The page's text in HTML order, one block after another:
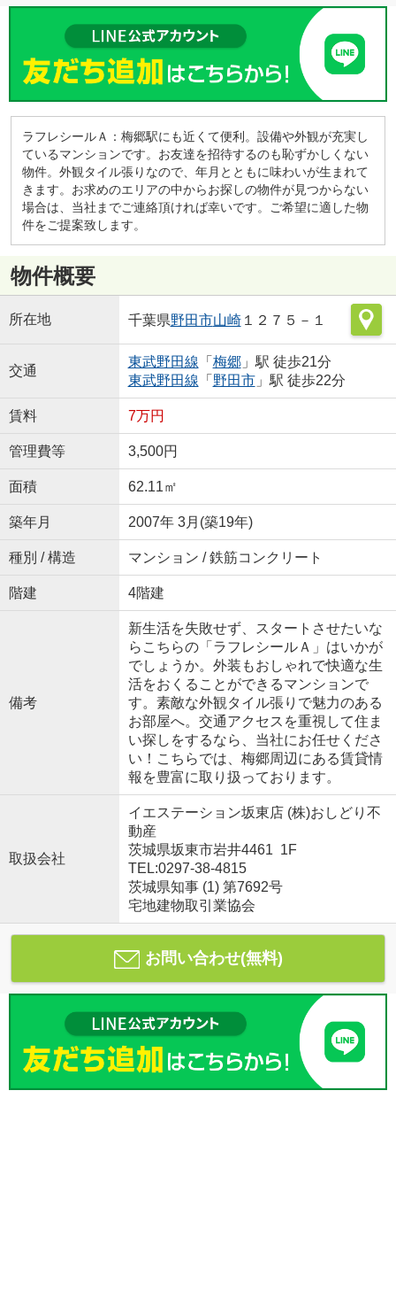
ラフレシールＡ：梅郷駅にも近くて便利。設備や外観が充実し
ているマンションです。お友達を招待するのも恥ずかしくない
物件。外観タイル張りなので、年月とともに味わいが生まれて
きます。お求めのエリアの中からお探しの物件が見つからない
場合は、当社までご連絡頂ければ幸いです。ご希望に適した物
件をご提案致します。
物件概要
所在地 千葉県野田市山崎１２７５－１
交通
東武野田線 「 梅郷」駅 徒歩21分
東武野田線 「 野田市」駅 徒歩22分
賃料 7万円
管理費等 3,500円
面積 62.11㎡
築年月 2007年 3月(築19年)
種別 / 構造 マンション / 鉄筋コンクリート
階建 4階建
備考
新生活を失敗せず、スタートさせたいな
らこちらの「ラフレシールＡ」はいかが
でしょうか。外装もおしゃれで快適な生
活をおくることができるマンションで
す。素敵な外観タイル張りで魅力のある
お部屋へ。交通アクセスを重視して住ま
い探しをするなら、当社にお任せくださ
い！こちらでは、梅郷周辺にある賃貸情
報を豊富に取り扱っております。
取扱会社
イエステーション坂東店 (株)おしどり不
動産
茨城県坂東市岩井4461 1F
TEL:0297-38-4815
茨城県知事 (1) 第7692号
宅地建物取引業協会
お問い合わせ(無料)